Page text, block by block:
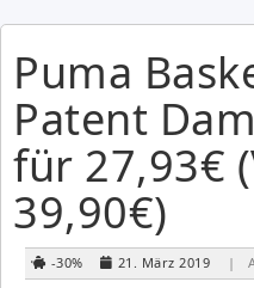
Puma
Patent
für 27,93€
39,90€)
-30% 21. März 2019 |